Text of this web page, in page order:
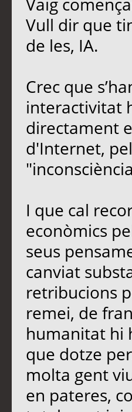
Vaig
Vull dir que
de les, IA.
Crec que
interactivitat
directament
d'Internet,
I que cal
econòmics
seus
canviat
retribucions
remei, de
humanitat hi
que dotze
molta gent
en pateres,